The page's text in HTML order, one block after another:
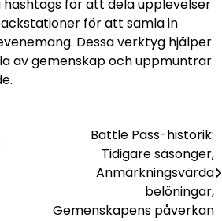
för att dela upplevelser
för att samla in
Dessa verktyg hjälper
av gemenskap och uppmuntrar
Battle Pass-historik:
Tidigare säsonger,
Anmärkningsvärda
belöningar,
Gemenskapens påverkan